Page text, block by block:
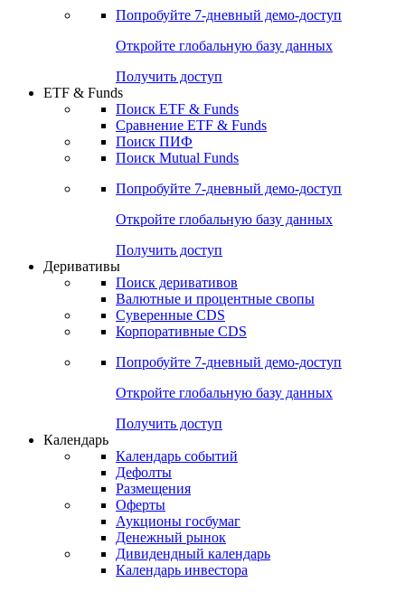
Попробуйте 7-дневный демо-доступ
Откройте глобальную базу данных
Получить доступ
ETF & Funds
Поиск ETF & Funds
Сравнение ETF & Funds
Поиск ПИФ
Поиск Mutual Funds
Попробуйте 7-дневный демо-доступ
Откройте глобальную базу данных
Получить доступ
Деривативы
Поиск деривативов
Валютные и процентные свопы
Суверенные CDS
Корпоративные CDS
Попробуйте 7-дневный демо-доступ
Откройте глобальную базу данных
Получить доступ
Календарь
Календарь событий
Дефолты
Размещения
Оферты
Аукционы госбумаг
Денежный рынок
Дивидендный календарь
Календарь инвестора